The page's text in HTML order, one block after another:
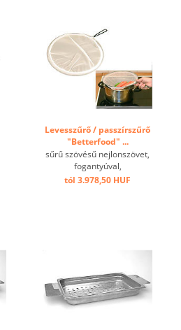
Levesszűrő / passzírszűrő
"Betterfood" ...
sűrű szövésű nejlonszövet,
fogantyúval,
mosogatógépálló, 150°-ig
tól 3.978,50 HUF